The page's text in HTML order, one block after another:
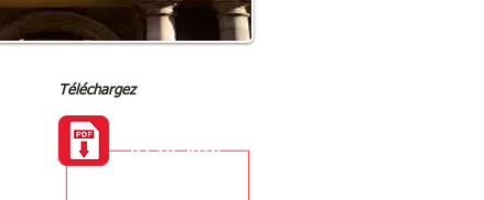
Téléchargez
03.10.2018